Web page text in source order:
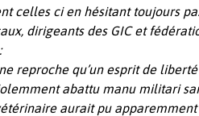
celles cien hésitant toujours
dirigeants des GIC et
reproche qu’un esprit de
abattu manu militari
aurait pu